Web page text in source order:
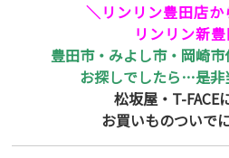
＼リンリン豊田店
リンリン新
豊田市・みよし市・岡崎
お探しでしたら…是
松坂屋・T-FACE
お買いものついで